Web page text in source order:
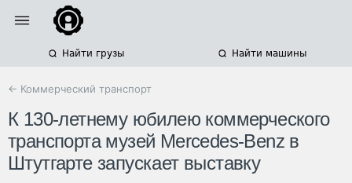
Найти грузы Найти машины
← Коммерческий транспорт
К 130-летнему юбилею коммерческого
транспорта музей Mercedes-Benz в
Штутгарте запускает выставку